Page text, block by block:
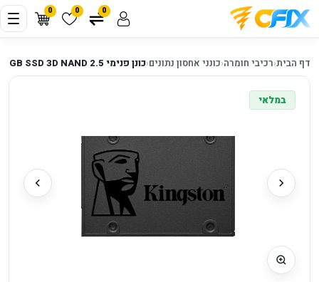
0 0 0
דף הבית‹רכיבי חומרה‹כונני אחסון נתונים‹כונן פנימי 2.5 Kingston A400 480GB SSD 3D NAND
במלאי